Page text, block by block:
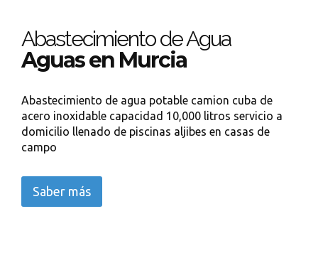
Abastecimiento de Agua
Aguas en Murcia
Abastecimiento de agua potable camion cuba de
acero inoxidable capacidad 10,000 litros servicio a
domicilio llenado de piscinas aljibes en casas de
campo
Saber más